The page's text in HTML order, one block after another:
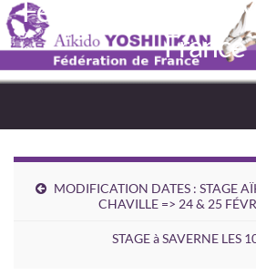
Fédération Aïkido
France
MODIFICATION DATES : STAGE
CHAVILLE => 24 & 25
STAGE à SAVERNE LES